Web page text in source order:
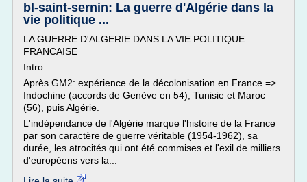
bl-saint-sernin: La guerre d'Algérie dans la
vie politique ...
LA GUERRE D'ALGERIE DANS LA VIE POLITIQUE
FRANCAISE
Intro:
Après GM2: expérience de la décolonisation en France =>
Indochine (accords de Genève en 54), Tunisie et Maroc
(56), puis Algérie.
L'indépendance de l'Algérie marque l'histoire de la France
par son caractère de guerre véritable (1954-1962), sa
durée, les atrocités qui ont été commises et l'exil de milliers
d'européens vers la...